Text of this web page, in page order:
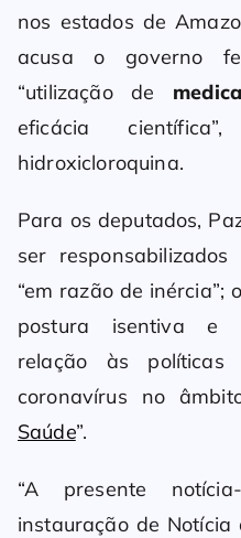
nos estados de
acusa o governo
“utilização de
eficácia
hidroxicloroquina.
Para os deputados,
ser
“em razão de inércia”;
postura isentiva e
relação às
coronavírus no
Saúde”.
“A presente
instauração de